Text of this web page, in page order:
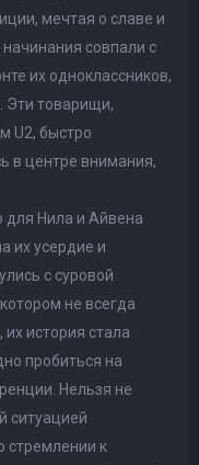
мечтая о славе и
совпали с
их одноклассников,
Эти товарищи,
U2, быстро
в центре внимания,
для Нила и Айвена
их усердие и
с суровой
не всегда
история стала
пробиться на
Нельзя не
ситуацией
стремлении к